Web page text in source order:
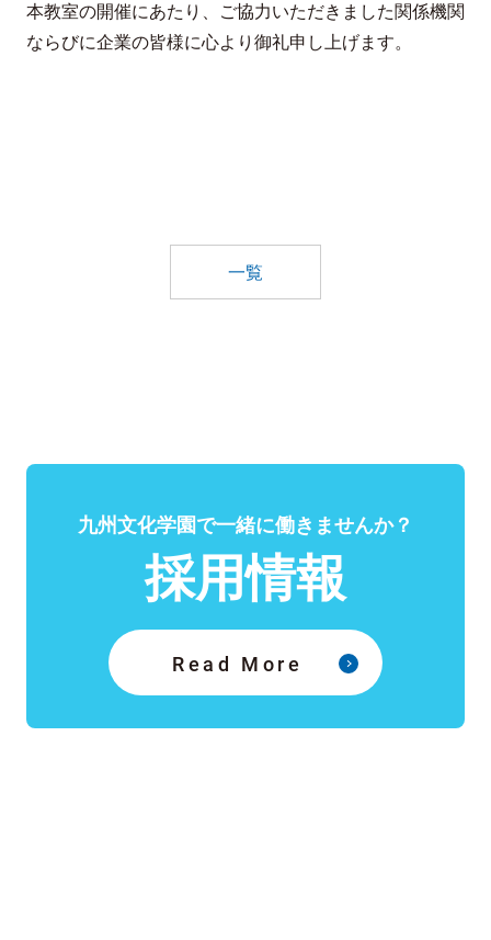
本教室の開催にあたり、ご協力いただきました関係機関
ならびに企業の皆様に心より御礼申し上げます。
一覧
九州文化学園で一緒に働きませんか？
採用情報
Read More